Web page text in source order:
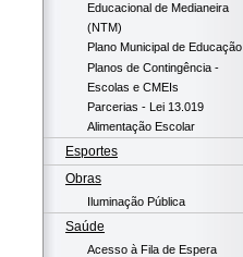
Educacional de Medianeira
(NTM)
Plano Municipal de Educação
Planos de Contingência -
Escolas e CMEIs
Parcerias - Lei 13.019
Alimentação Escolar
Esportes
Obras
Iluminação Pública
Saúde
Acesso à Fila de Espera